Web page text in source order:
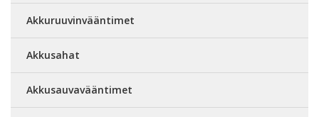
Akkuruuvinvääntimet
Akkusahat
Akkusauvavääntimet